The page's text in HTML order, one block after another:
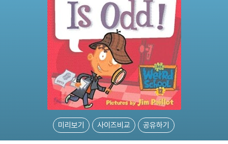
미리보기 사이즈비교 공유하기